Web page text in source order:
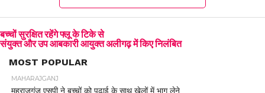
बच्चों सुरक्षित रहेंगे फ्लू के टिके से
संयुक्त और उप आबकारी आयुक्त अलीगढ़ में किए निलंबित
MOST POPULAR
MAHARAJGANJ
महराजगंज एसपी ने बच्चों को पढ़ाई के साथ खेलों में भाग लेने